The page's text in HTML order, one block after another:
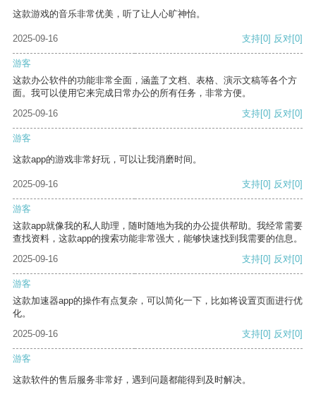
这款游戏的音乐非常优美，听了让人心旷神怡。
2025-09-16 支持[0] 反对[0]
游客
这款办公软件的功能非常全面，涵盖了文档、表格、演示文稿等各个方
面。我可以使用它来完成日常办公的所有任务，非常方便。
2025-09-16
支持[0] 反对[0]
游客
这款app的游戏非常好玩，可以让我消磨时间。
2025-09-16 支持[0] 反对[0]
游客
这款app就像我的私人助理，随时随地为我的办公提供帮助。我经常需要
查找资料，这款app的搜索功能非常强大，能够快速找到我需要的信息。
2025-09-16
支持[0] 反对[0]
游客
这款加速器app的操作有点复杂，可以简化一下，比如将设置页面进行优
化。
2025-09-16
支持[0] 反对[0]
游客
这款软件的售后服务非常好，遇到问题都能得到及时解决。